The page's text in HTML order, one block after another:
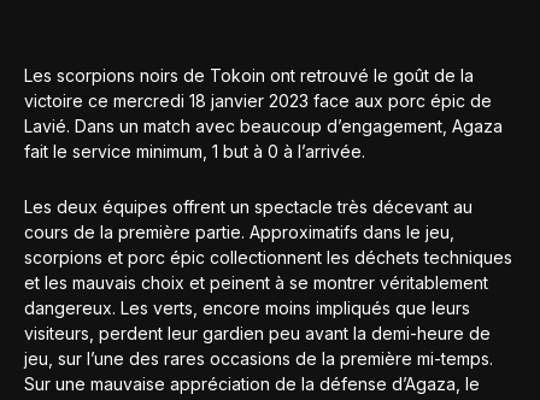
Les scorpions noirs de Tokoin ont retrouvé le goût de la
victoire ce mercredi 18 janvier 2023 face aux porc épic de
Lavié. Dans un match avec beaucoup d’engagement, Agaza
fait le service minimum, 1 but à 0 à l’arrivée.
Les deux équipes offrent un spectacle très décevant au
cours de la première partie. Approximatifs dans le jeu,
scorpions et porc épic collectionnent les déchets techniques
et les mauvais choix et peinent à se montrer véritablement
dangereux. Les verts, encore moins impliqués que leurs
visiteurs, perdent leur gardien peu avant la demi-heure de
jeu, sur l’une des rares occasions de la première mi-temps.
Sur une mauvaise appréciation de la défense d’Agaza, le